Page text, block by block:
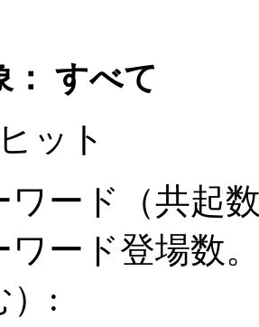
： すべて
ット
ワード（共起
ワード登場数
）: